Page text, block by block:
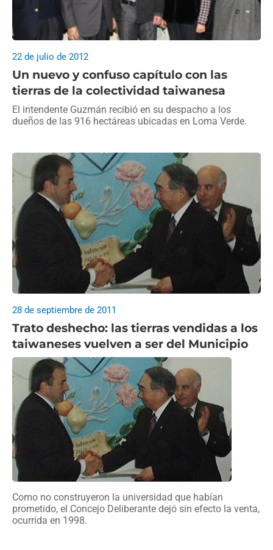
Un nuevo y confuso capítulo con las
tierras de la colectividad taiwanesa
22 de julio de 2012
El intendente Guzmán recibió en su despacho a los
dueños de las 916 hectáreas ubicadas en Loma Verde.
Trato deshecho: las tierras vendidas a los
taiwaneses vuelven a ser del Municipio
28 de septiembre de 2011
Como no construyeron la universidad que habían
prometido, el Concejo Deliberante dejó sin efecto la venta,
ocurrida en 1998.